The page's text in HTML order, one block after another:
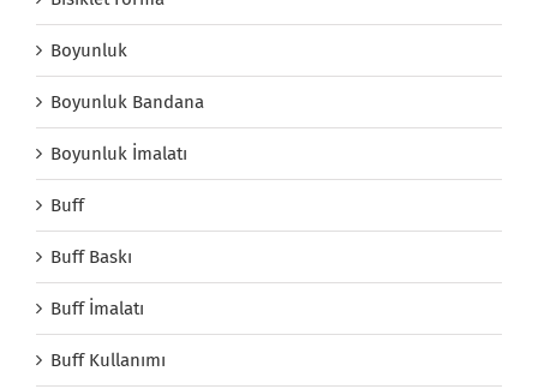
Boyunluk
Boyunluk Bandana
Boyunluk İmalatı
Buff
Buff Baskı
Buff İmalatı
Buff Kullanımı